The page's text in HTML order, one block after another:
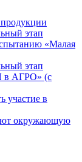
этап
«Малая
этап
в АГРО» (с
участие в
окружающую